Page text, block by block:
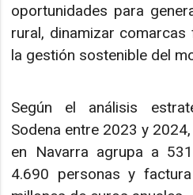
oportunidades para
rural, dinamizar
la gestión sostenible del
Según el análisis
Sodena entre 2023 y
en Navarra agrupa a
4.690 personas y